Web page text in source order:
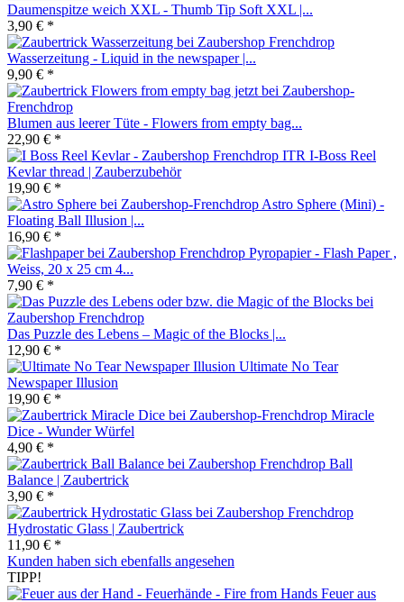
Daumenspitze weich XXL - Thumb Tip Soft XXL |...
3,90 € *
Wasserzeitung - Liquid in the newspaper |...
9,90 € *
Blumen aus leerer Tüte - Flowers from empty bag...
22,90 € *
ITR I-Boss Reel
Kevlar thread | Zauberzubehör
19,90 € *
Astro Sphere (Mini) -
Floating Ball Illusion |...
16,90 € *
Pyropapier - Flash Paper ,
Weiss, 20 x 25 cm 4...
7,90 € *
Das Puzzle des Lebens – Magic of the Blocks |...
12,90 € *
Ultimate No Tear
Newspaper Illusion
19,90 € *
Miracle
Dice - Wunder Würfel
4,90 € *
Ball
Balance | Zaubertrick
3,90 € *
Hydrostatic Glass | Zaubertrick
11,90 € *
Kunden haben sich ebenfalls angesehen
TIPP!
Feuer aus